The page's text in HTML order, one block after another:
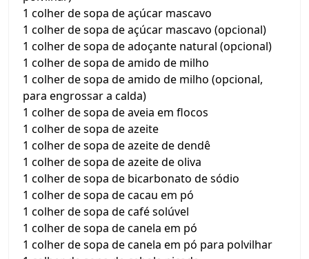
1 colher de sopa de açúcar mascavo
1 colher de sopa de açúcar mascavo (opcional)
1 colher de sopa de adoçante natural (opcional)
1 colher de sopa de amido de milho
1 colher de sopa de amido de milho (opcional,
para engrossar a calda)
1 colher de sopa de aveia em flocos
1 colher de sopa de azeite
1 colher de sopa de azeite de dendê
1 colher de sopa de azeite de oliva
1 colher de sopa de bicarbonato de sódio
1 colher de sopa de cacau em pó
1 colher de sopa de café solúvel
1 colher de sopa de canela em pó
1 colher de sopa de canela em pó para polvilhar